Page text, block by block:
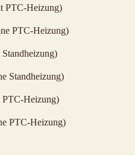
PTC-Heizung)
PTC-Heizung)
Standheizung)
PTC-Heizung)
PTC-Heizung)